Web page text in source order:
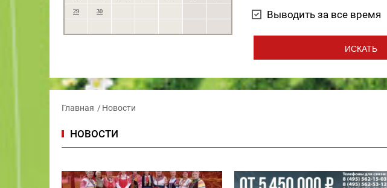
29 30 Выводить за все время
Главная Новости
НОВОСТИ